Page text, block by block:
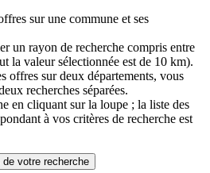
sur une commune et ses
un rayon de recherche compris entre
la valeur sélectionnée est de 10 km).
offres sur deux départements, vous
recherches séparées.
en cliquant sur la loupe ; la liste des
à vos critères de recherche est
votre recherche